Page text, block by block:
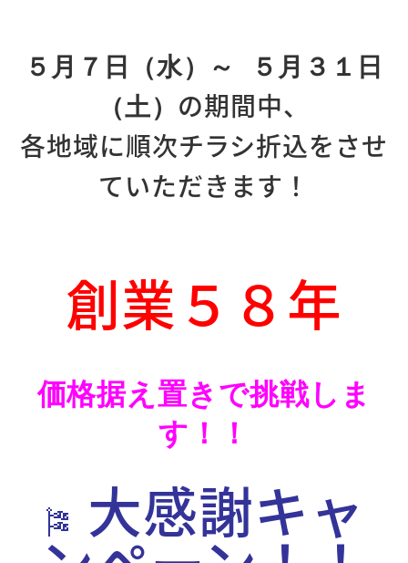
５月７日（水）～ ５月３１日
（土） の期間中、
各地域に順次チラシ折込をさせ
ていただきます！
創業５８年
価格据え置きで挑戦しま
す！！
🎏 大感謝キャ